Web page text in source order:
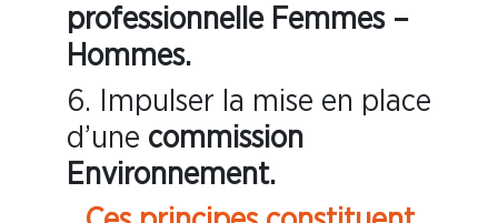
professionnelle Femmes –
Hommes.
6. Impulser la mise en place
d’une commission
Environnement.